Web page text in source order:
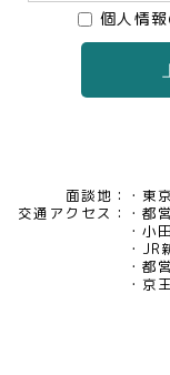
ますので、予
3.個人情報の
4.個人情報の開
当社は、お客
用目的の通知
個人情
面談地：
東
交通アクセス：
都
小
JR
都
京